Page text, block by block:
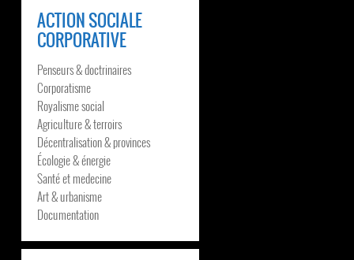
ACTION SOCIALE
CORPORATIVE
Penseurs & doctrinaires
Corporatisme
Royalisme social
Agriculture & terroirs
Décentralisation & provinces
Écologie & énergie
Santé et medecine
Art & urbanisme
Documentation